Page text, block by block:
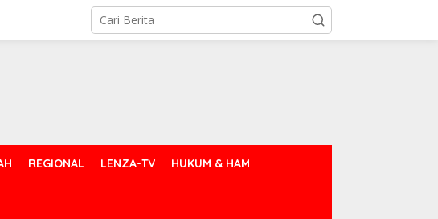
REGIONAL LENZA-TV HUKUM & HAM